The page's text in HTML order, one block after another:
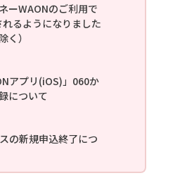
ーWAONのご利用で
れるようになりました
く）
アプリ(iOS)」060か
について
の新規申込終了につ